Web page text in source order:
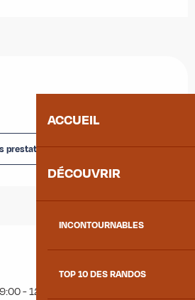
ACCUEIL
DÉCOUVRIR
INCONTOURNABLES
TOP 10 DES RANDOS
prestations
- 12:00